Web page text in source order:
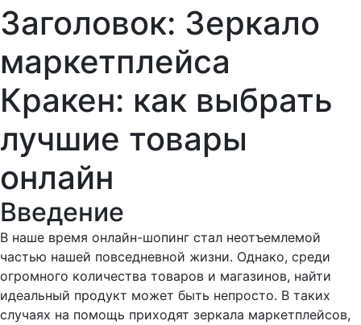
Заголовок: Зеркало
маркетплейса
Кракен: как выбрать
лучшие товары
онлайн
Введение
В наше время онлайн-шопинг стал неотъемлемой
частью нашей повседневной жизни. Однако, среди
огромного количества товаров и магазинов, найти
идеальный продукт может быть непросто. В таких
случаях на помощь приходят зеркала маркетплейсов,